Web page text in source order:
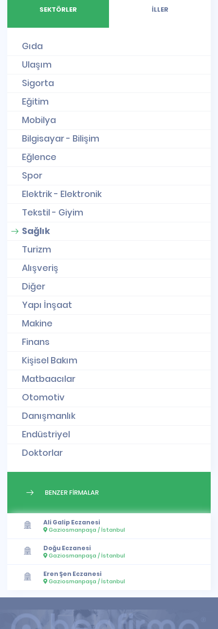
SEKTÖRLER İLLER
Gıda
Ulaşım
Sigorta
Eğitim
Mobilya
Bilgisayar - Bilişim
Eğlence
Spor
Elektrik - Elektronik
Tekstil - Giyim
Sağlık
Turizm
Alışveriş
Diğer
Yapı İnşaat
Makine
Finans
Kişisel Bakım
Matbaacılar
Otomotiv
Danışmanlık
Endüstriyel
Doktorlar
BENZER FİRMALAR
Ali Galip Eczanesi
Gaziosmanpaşa / İstanbul
Doğu Eczanesi
Gaziosmanpaşa / İstanbul
Eren Şen Eczanesi
Gaziosmanpaşa / İstanbul